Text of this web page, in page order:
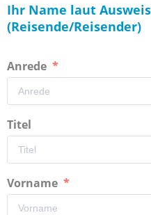
Ihr Name laut
(Reisende/Reisender)
Anrede
Titel
Vorname